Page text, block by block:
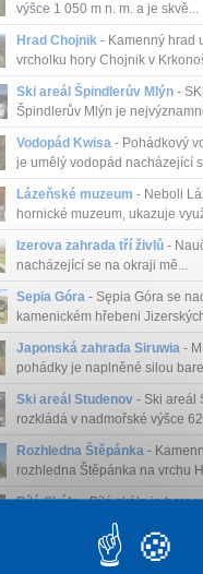
výšce 1 050 m n. m. a je skvě...
Hrad Chojnik- Kamenný hrad
vrcholku hory Chojnik v
Ski areál Špindlerův Mlýn-
Špindlerův Mlýn je
Vodopád Kwisa- Pohádkový
je umělý vodopád nacházející
Lázeňské muzeum - Neboli
hornické muzeum, ukazuje
Izerova zahrada tří živlů-
nacházející se na okraji mě...
Sepia Góra- Sępia Góra se
kamenickém hřebeni
Japonská zahrada Siruwia-
pohádky je naplněné silou
Ski areál Studenov- Ski areál
rozkládá v nadmořské výšce
Rozhledna Štěpánka-
rozhledna Štěpánka na vrchu
Bílá Skála- Bílá skála je hora
Krkonoších, nacházející se ...
- Výrazný svorový vrchol